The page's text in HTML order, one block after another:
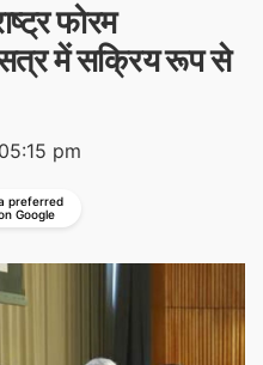
फोरम
में सक्रिय रूप से
pm
preferred
Google